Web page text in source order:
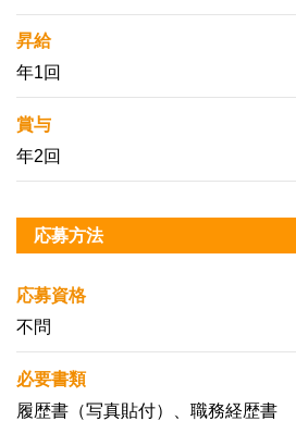
昇給
年1回
賞与
年2回
応募方法
応募資格
不問
必要書類
履歴書（写真貼付）、職務経歴書